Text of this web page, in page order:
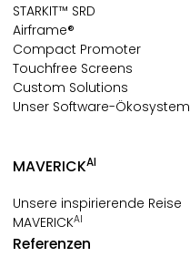
STARKIT™ SRD
Airframe®
Compact Promoter
Touchfree Screens
Custom Solutions
Unser Software-Ökosystem
MAVERICKAI
Unsere inspirierende Reise
MAVERICKAI
Referenzen